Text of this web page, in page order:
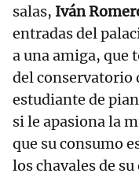
salas, Iván
entradas del
a una amiga, que
del conservatorio
estudiante de
si le apasiona la
que su consumo
los chavales de su